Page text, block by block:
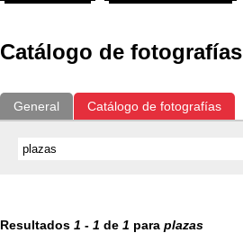
Catálogo de fotografías
General Catálogo de fotografías
Resultados 1 - 1 de 1 para plazas